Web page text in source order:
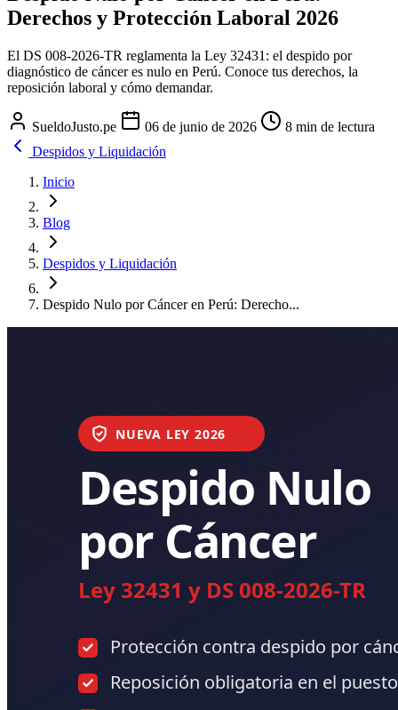
Derechos y Protección Laboral 2026
El DS 008-2026-TR reglamenta la Ley 32431: el despido por
diagnóstico de cáncer es nulo en Perú. Conoce tus derechos, la
reposición laboral y cómo demandar.
SueldoJusto.pe 06 de junio de 2026
8 min de lectura
Despidos y Liquidación
Inicio
Blog
Despidos y Liquidación
Despido Nulo por Cáncer en Perú: Derecho...